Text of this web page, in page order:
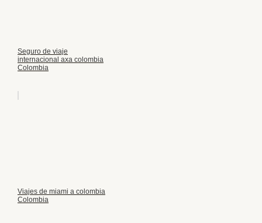
Seguro de viaje
internacional axa colombia
Colombia
Viajes de miami a colombia
Colombia